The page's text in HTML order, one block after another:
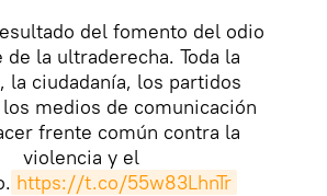
del fomento del odio
de la ultraderecha. Toda la
la ciudadanía, los partidos
medios de comunicación
frente común contra la
violencia y el
https://t.co/55w83LhnTr